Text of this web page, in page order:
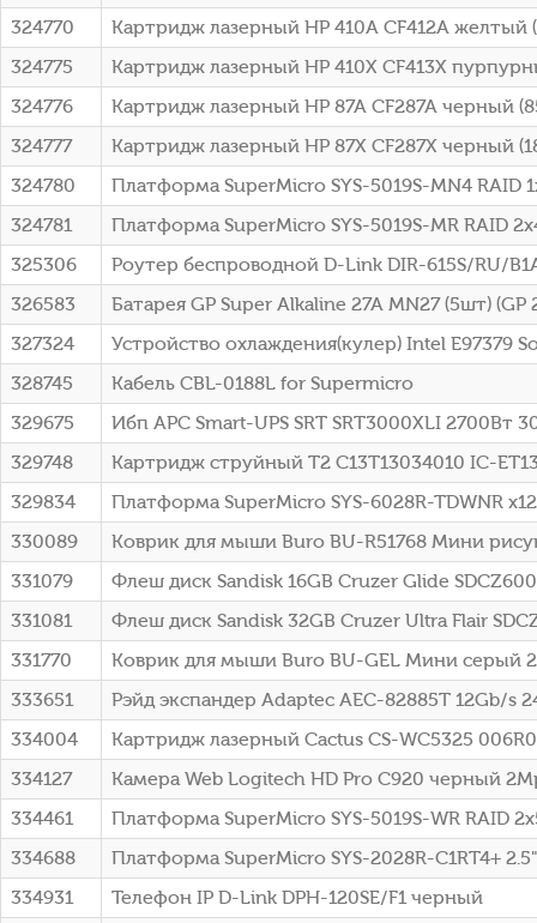
324770
Картридж лазерный HP 410A CF412A желтый
324775
Картридж лазерный HP 410X CF413X
324776
Картридж лазерный HP 87A CF287A черный
324777
Картридж лазерный HP 87X CF287X черный
324780
Платформа SuperMicro SYS-5019S-MN4 RAID
324781
Платформа SuperMicro SYS-5019S-MR RAID
325306
Роутер беспроводной D-Link DIR-615S/RU/
326583
Батарея GP Super Alkaline 27A MN27 (5шт) (GP
327324
Устройство охлаждения(кулер) Intel E97379
328745
Кабель CBL-0188L for Supermicro
329675
Ибп APC Smart-UPS SRT SRT3000XLI 2700Вт
329748
Картридж струйный T2 C13T13034010 IC-
329834
Платформа SuperMicro SYS-6028R-TDWNR x12
330089
Коврик для мыши Buro BU-R51768 Мини
331079
Флеш диск Sandisk 16GB Cruzer Glide
331081
Флеш диск Sandisk 32GB Cruzer Ultra Flair
331770
Коврик для мыши Buro BU-GEL Мини серый
333651
Рэйд экспандер Adaptec AEC-82885T 12Gb/s
334004
Картридж лазерный Cactus CS-WC5325
334127
Камера Web Logitech HD Pro C920 черный
334461
Платформа SuperMicro SYS-5019S-WR RAID
334688
Платформа SuperMicro SYS-2028R-C1RT4+
334931
Телефон IP D-Link DPH-120SE/F1 черный